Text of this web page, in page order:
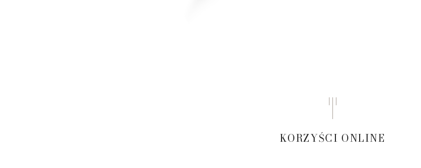
KORZYŚCI ONLINE